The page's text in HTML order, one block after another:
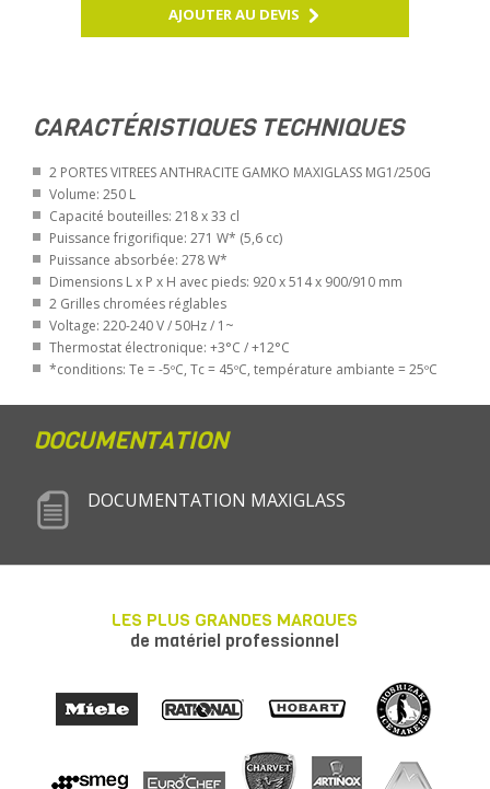
AJOUTER AU DEVIS
CARACTÉRISTIQUES TECHNIQUES
2 PORTES VITREES ANTHRACITE GAMKO MAXIGLASS MG1/250G
Volume: 250 L
Capacité bouteilles: 218 x 33 cl
Puissance frigorifique: 271 W* (5,6 cc)
Puissance absorbée: 278 W*
Dimensions L x P x H avec pieds: 920 x 514 x 900/910 mm
2 Grilles chromées réglables
Voltage: 220-240 V / 50Hz / 1~
Thermostat électronique: +3°C / +12°C
*conditions: Te = -5ºC, Tc = 45ºC, température ambiante = 25ºC
DOCUMENTATION
DOCUMENTATION MAXIGLASS
LES PLUS GRANDES MARQUES
de matériel professionnel